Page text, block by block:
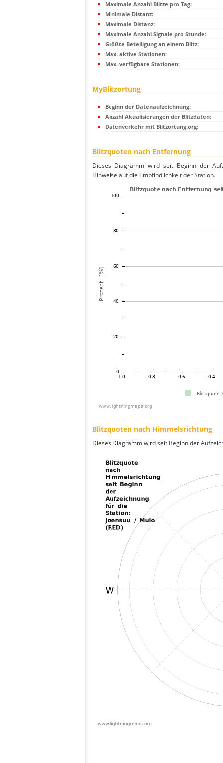
Maximale Anzahl Blitze pro Tag:
Minimale Distanz:
Maximale Distanz:
Maximale Anzahl Signale pro Stunde:
Größte Beteiligung an einem Blitz:
Max. aktive Stationen:
Max. verfügbare Stationen:
MyBlitzortung
Beginn der Datenaufzeichnung:
Anzahl Akualisierungen der Blitzdaten:
Datenverkehr mit Blitzortung.org:
Blitzquoten nach Entfernung
Dieses Diagramm wird seit Beginn der
Hinweise auf die Empfindlichkeit der Station.
Blitzquoten nach Himmelsrichtung
Dieses Diagramm wird seit Beginn der